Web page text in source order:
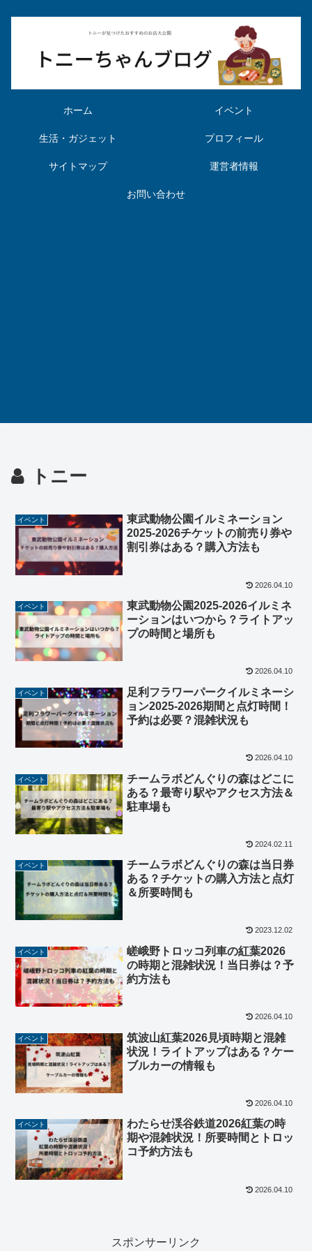
ホーム イベント
生活・ガジェット プロフィール
サイトマップ 運営者情報
お問い合わせ
トニー
イベント
東武動物公園イルミネーション
2025-2026チケットの前売り券や
割引券はある？購入方法も
2026.04.10
イベント
東武動物公園2025-2026イルミネ
ーションはいつから？ライトアッ
プの時間と場所も
2026.04.10
イベント
足利フラワーパークイルミネーシ
ョン2025-2026期間と点灯時間！
予約は必要？混雑状況も
2026.04.10
イベント
チームラボどんぐりの森はどこに
ある？最寄り駅やアクセス方法＆
駐車場も
2024.02.11
イベント
チームラボどんぐりの森は当日券
ある？チケットの購入方法と点灯
＆所要時間も
2023.12.02
イベント
嵯峨野トロッコ列車の紅葉2026
の時期と混雑状況！当日券は？予
約方法も
2026.04.10
イベント
筑波山紅葉2026見頃時期と混雑
状況！ライトアップはある？ケー
ブルカーの情報も
2026.04.10
イベント
わたらせ渓谷鉄道2026紅葉の時
期や混雑状況！所要時間とトロッ
コ予約方法も
2026.04.10
スポンサーリンク